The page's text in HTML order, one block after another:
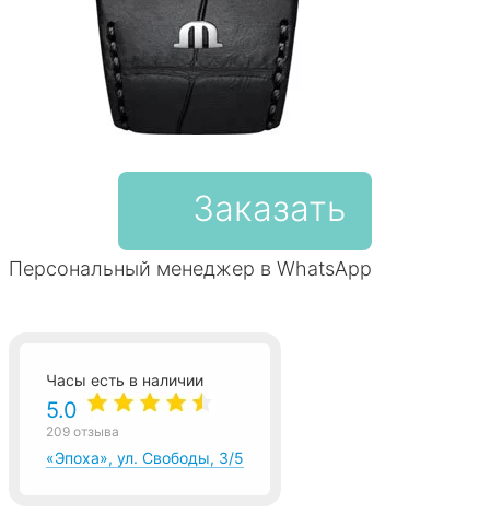
Заказать
Персональный менеджер в WhatsApp
Часы есть в наличии
5.0
209 отзыва
«Эпоха», ул. Свободы, 3/5